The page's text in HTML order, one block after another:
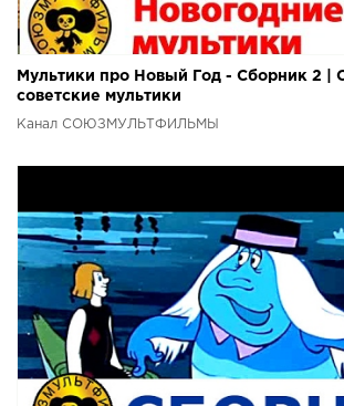
Мультики про Новый Год - Сборник 2 |
советские мультики
Канал СОЮЗМУЛЬТФИЛЬМЫ